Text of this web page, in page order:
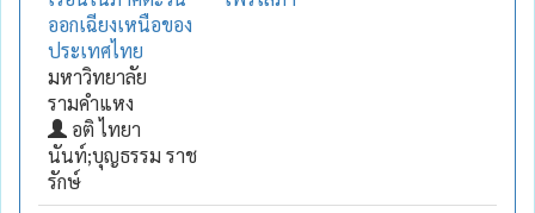
ออกเฉียงเหนือของ
ประเทศไทย
มหาวิทยาลัย
รามคำแหง
อติ ไทยา
นันท์;บุญธรรม ราช
รักษ์